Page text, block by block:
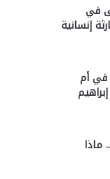
في
إنسانية
في أم
ماذا